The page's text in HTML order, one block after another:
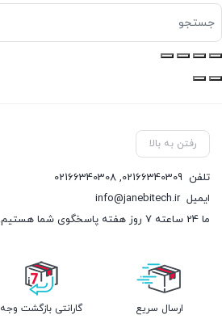
رفتن به بالا
تلفن 02166340309
,
02166340308
ایمیلinfo@janebitech.ir
ما 24 ساعته 7 روز هفته پاسخگوی شما هستیم.
ارسال سریع گارانتی بازگشت وجه